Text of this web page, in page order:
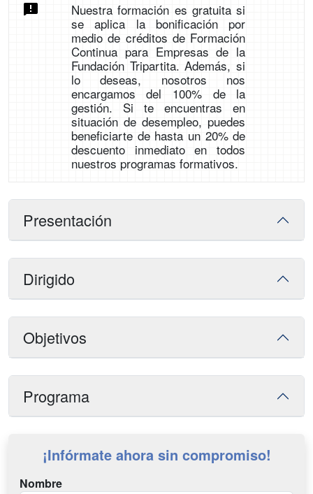
Nuestra formación es gratuita si
se aplica la bonificación por
medio de créditos de Formación
Continua para Empresas de la
Fundación Tripartita. Además, si
lo deseas, nosotros nos
encargamos del 100% de la
gestión. Si te encuentras en
situación de desempleo, puedes
beneficiarte de hasta un 20% de
descuento inmediato en todos
nuestros programas formativos.
Presentación
Dirigido
Objetivos
Programa
¡Infórmate ahora sin compromiso!
Nombre